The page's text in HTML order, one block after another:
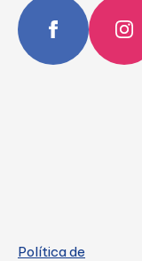
Política de